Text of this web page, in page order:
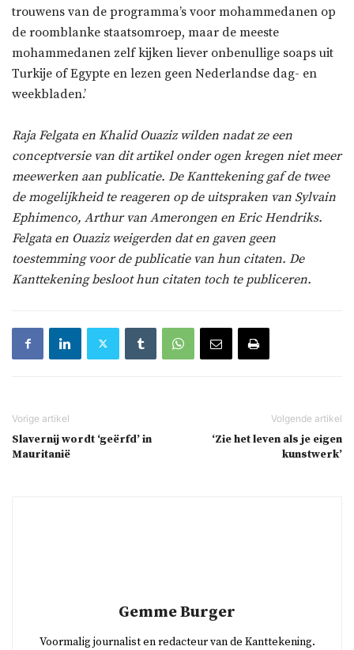
trouwens van de programma’s voor mohammedanen op
de roomblanke staatsomroep, maar de meeste
mohammedanen zelf kijken liever onbenullige soaps uit
Turkije of Egypte en lezen geen Nederlandse dag- en
weekbladen.’
Raja Felgata en Khalid Ouaziz wilden nadat ze een
conceptversie van dit artikel onder ogen kregen niet meer
meewerken aan publicatie. De Kanttekening gaf de twee
de mogelijkheid te reageren op de uitspraken van Sylvain
Ephimenco, Arthur van Amerongen en Eric Hendriks.
Felgata en Ouaziz weigerden dat en gaven geen
toestemming voor de publicatie van hun citaten. De
Kanttekening besloot hun citaten toch te publiceren.
Slavernij wordt ‘geërfd’ in
Mauritanië
‘Zie het leven als je eigen
kunstwerk’
Gemme Burger
Voormalig journalist en redacteur van de Kanttekening.